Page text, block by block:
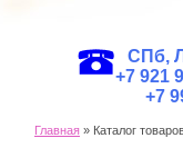
СПб,
+7 921
+7
Главная » Каталог